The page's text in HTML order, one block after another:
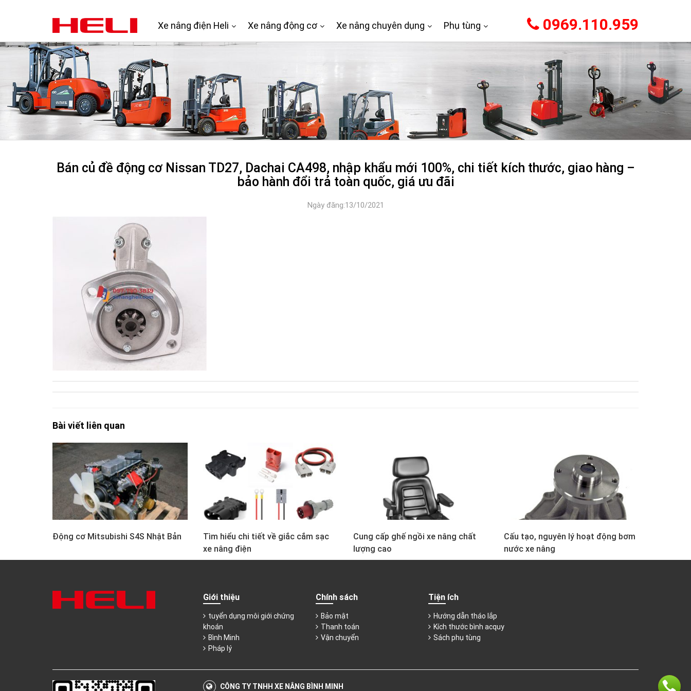
Xe nâng điện Heli Xe nâng động cơ Xe nâng chuyên dụng Phụ tùng 0969.110.959
Bán củ đề động cơ Nissan TD27, Dachai CA498, nhập khẩu mới 100%, chi tiết kích thước, giao hàng –
bảo hành đổi trả toàn quốc, giá ưu đãi
Ngày đăng:13/10/2021
Bài viết liên quan
Động cơ Mitsubishi S4S Nhật Bản
Tìm hiểu chi tiết về giắc cắm sạc
xe nâng điện
Cung cấp ghế ngồi xe nâng chất
lượng cao
Cấu tạo, nguyên lý hoạt động bơm
nước xe nâng
Giới thiệu
tuyển dụng môi giới chứng
khoán
Bình Minh
Pháp lý
Chính sách
Bảo mật
Thanh toán
Vận chuyển
Tiện ích
Hướng dẫn tháo lắp
Kích thước bình acquy
Sách phụ tùng
CÔNG TY TNHH XE NÂNG BÌNH MINH